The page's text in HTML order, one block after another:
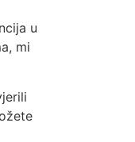
u
mi